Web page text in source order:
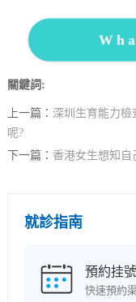
關鍵詞:
上一篇： 深圳生育能力檢
呢?
下一篇： 香港女生想知
就診指南
預約挂號
快速預約